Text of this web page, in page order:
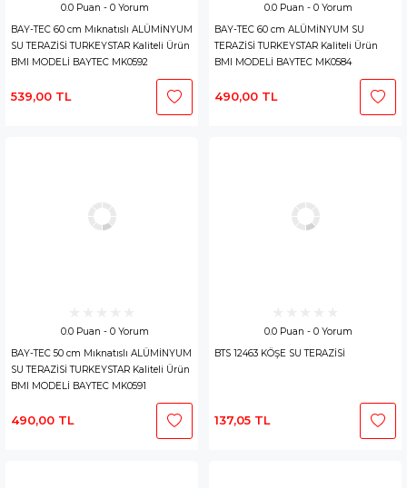
0.0 Puan - 0 Yorum
BAY-TEC 60 cm Mıknatıslı ALÜMİNYUM
SU TERAZİSİ TURKEYSTAR Kaliteli Ürün
BMI MODELİ BAYTEC MK0592
539,00 TL
0.0 Puan - 0 Yorum
BAY-TEC 60 cm ALÜMİNYUM SU
TERAZİSİ TURKEYSTAR Kaliteli Ürün
BMI MODELİ BAYTEC MK0584
490,00 TL
0.0 Puan - 0 Yorum
BAY-TEC 50 cm Mıknatıslı ALÜMİNYUM
SU TERAZİSİ TURKEYSTAR Kaliteli Ürün
BMI MODELİ BAYTEC MK0591
490,00 TL
0.0 Puan - 0 Yorum
BTS 12463 KÖŞE SU TERAZİSİ
137,05 TL